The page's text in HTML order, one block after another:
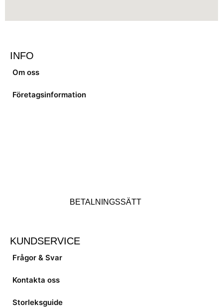
INFO
Om oss
Företagsinformation
BETALNINGSSÄTT
KUNDSERVICE
Frågor & Svar
Kontakta oss
Storleksguide